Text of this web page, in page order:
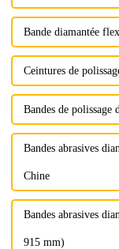
Bande diamantée
Ceintures de
Bandes de polissage
Bandes abrasives
Chine
Bandes abrasives
915 mm)